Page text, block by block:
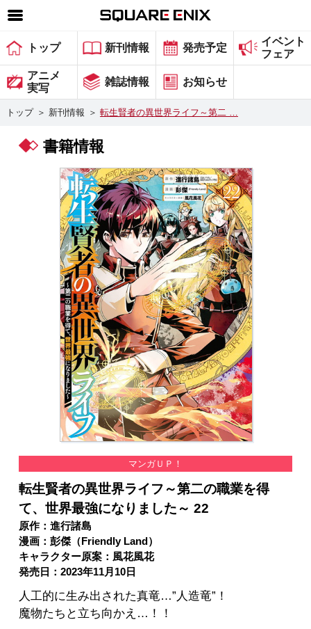
SQUARE ENIX 公式サイトメニュー
ゲーム
マガジン＆ブックス
グッズ
会社情報 採用情報
スクウェア・エニックス サイト内検索
トップ 新刊情報 発売予定
イベント
フェア
アニメ
実写
雑誌情報 お知らせ
トップ ＞ 新刊情報 ＞ 転生賢者の異世界ライフ～第二 …
書籍情報
マンガＵＰ！
転生賢者の異世界ライフ～第二の職業を得
て、世界最強になりました～ 22
原作：進行諸島
漫画：彭傑（Friendly Land）
キャラクター原案：風花風花
発売日：2023年11月10日
人工的に生み出された真竜…”人造竜”！
魔物たちと立ち向かえ…！！